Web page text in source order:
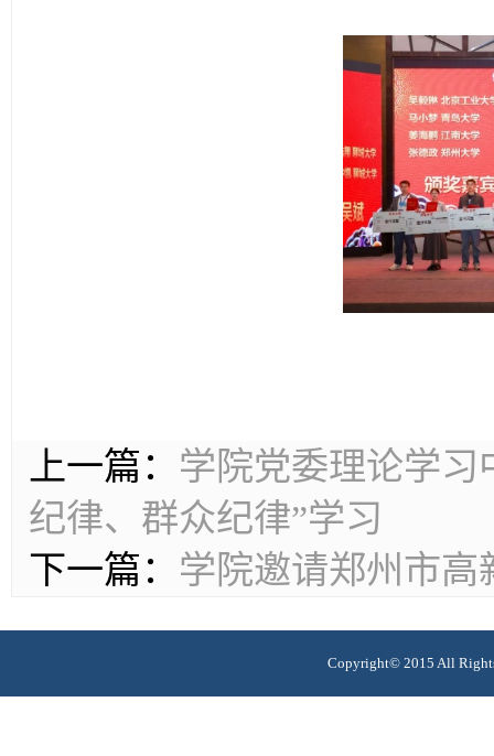
上一篇： 学院党委理论学习
纪律、群众纪律”学习
下一篇： 学院邀请郑州市
Copyright© 2015 All